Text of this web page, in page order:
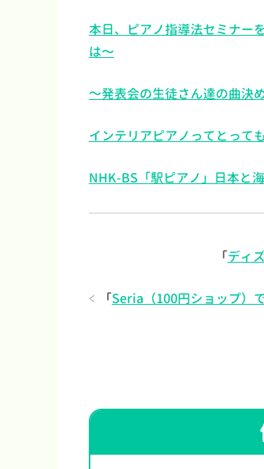
本日、ピアノ指導法セミナー
は〜
～発表会の生徒さん達の曲
インテリアピアノってとっ
NHK-BS「駅ピアノ」日本と
「ディ
「Seria（100円ショップ）